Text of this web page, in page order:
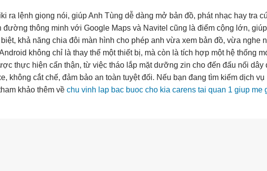
ra lệnh giọng nói, giúp Anh Tùng dễ dàng mở bản đồ, phát nhạc hay tra
thông minh với Google Maps và Navitel cũng là điểm cộng lớn,
khả năng chia đôi màn hình cho phép anh vừa xem bản đồ, vừa nghe
không chỉ là thay thế một thiết bị, mà còn là tích hợp một hệ thống
thực hiện cẩn thận, từ việc tháo lắp mặt dưỡng zin cho đến đấu nối dây
không cắt chế, đảm bảo an toàn tuyệt đối. Nếu bạn đang tìm kiếm dịch vụ
khảo thêm về chu vinh lap bac buoc cho kia carens tai quan 1 giup me